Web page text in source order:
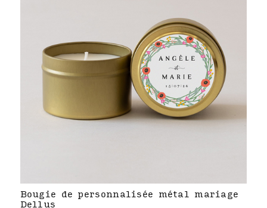
Bougie de personnalisée métal mariage
Dellus